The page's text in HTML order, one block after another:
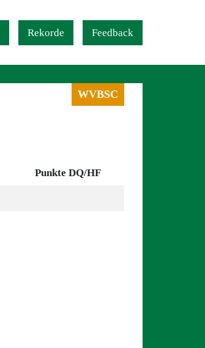
Rekorde Feedback
WVBSC
Punkte DQ/HF